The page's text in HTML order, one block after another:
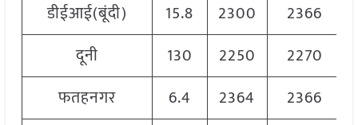
डीईआई(बूंदी)
15.8 2300 2366
दूनी
130 2250 2270
फतहनगर
6.4 2364 2366